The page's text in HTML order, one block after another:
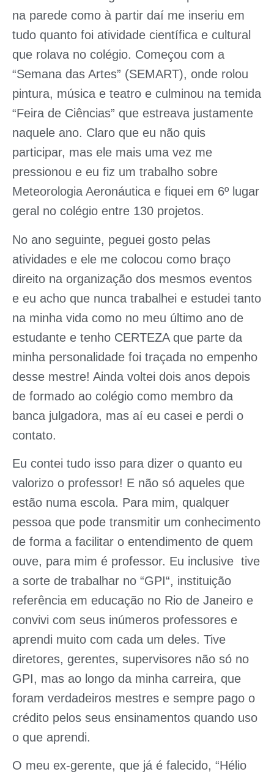
na parede como à partir daí me inseriu em
tudo quanto foi atividade científica e cultural
que rolava no colégio. Começou com a
“Semana das Artes” (SEMART), onde rolou
pintura, música e teatro e culminou na temida
“Feira de Ciências” que estreava justamente
naquele ano. Claro que eu não quis
participar, mas ele mais uma vez me
pressionou e eu fiz um trabalho sobre
Meteorologia Aeronáutica e fiquei em 6º lugar
geral no colégio entre 130 projetos.
No ano seguinte, peguei gosto pelas
atividades e ele me colocou como braço
direito na organização dos mesmos eventos
e eu acho que nunca trabalhei e estudei tanto
na minha vida como no meu último ano de
estudante e tenho CERTEZA que parte da
minha personalidade foi traçada no empenho
desse mestre! Ainda voltei dois anos depois
de formado ao colégio como membro da
banca julgadora, mas aí eu casei e perdi o
contato.
Eu contei tudo isso para dizer o quanto eu
valorizo o professor! E não só aqueles que
estão numa escola. Para mim, qualquer
pessoa que pode transmitir um conhecimento
de forma a facilitar o entendimento de quem
ouve, para mim é professor. Eu inclusive tive
a sorte de trabalhar no “GPI“, instituição
referência em educação no Rio de Janeiro e
convivi com seus inúmeros professores e
aprendi muito com cada um deles. Tive
diretores, gerentes, supervisores não só no
GPI, mas ao longo da minha carreira, que
foram verdadeiros mestres e sempre pago o
crédito pelos seus ensinamentos quando uso
o que aprendi.
O meu ex-gerente, que já é falecido, “Hélio